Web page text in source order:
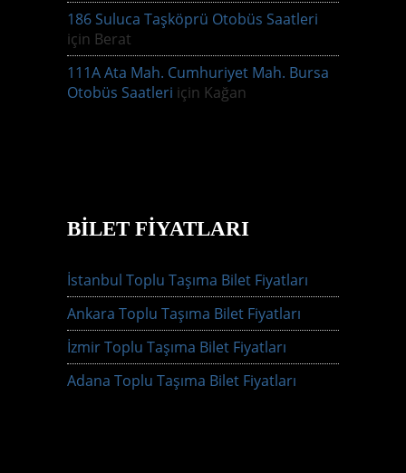
186 Suluca Taşköprü Otobüs Saatleri
için Berat
111A Ata Mah. Cumhuriyet Mah. Bursa
Otobüs Saatleri için Kağan
BILET FIYATLARI
İstanbul Toplu Taşıma Bilet Fiyatları
Ankara Toplu Taşıma Bilet Fiyatları
İzmir Toplu Taşıma Bilet Fiyatları
Adana Toplu Taşıma Bilet Fiyatları